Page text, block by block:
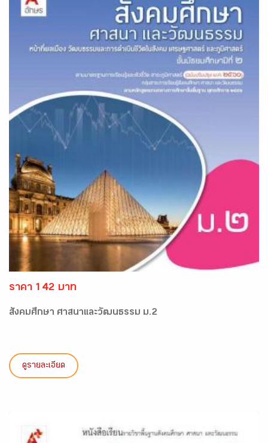
ราคา 142 บาท
สังคมศึกษา ศาสนาและวัฒนธรรม ม.2
ดูรายละเอียด